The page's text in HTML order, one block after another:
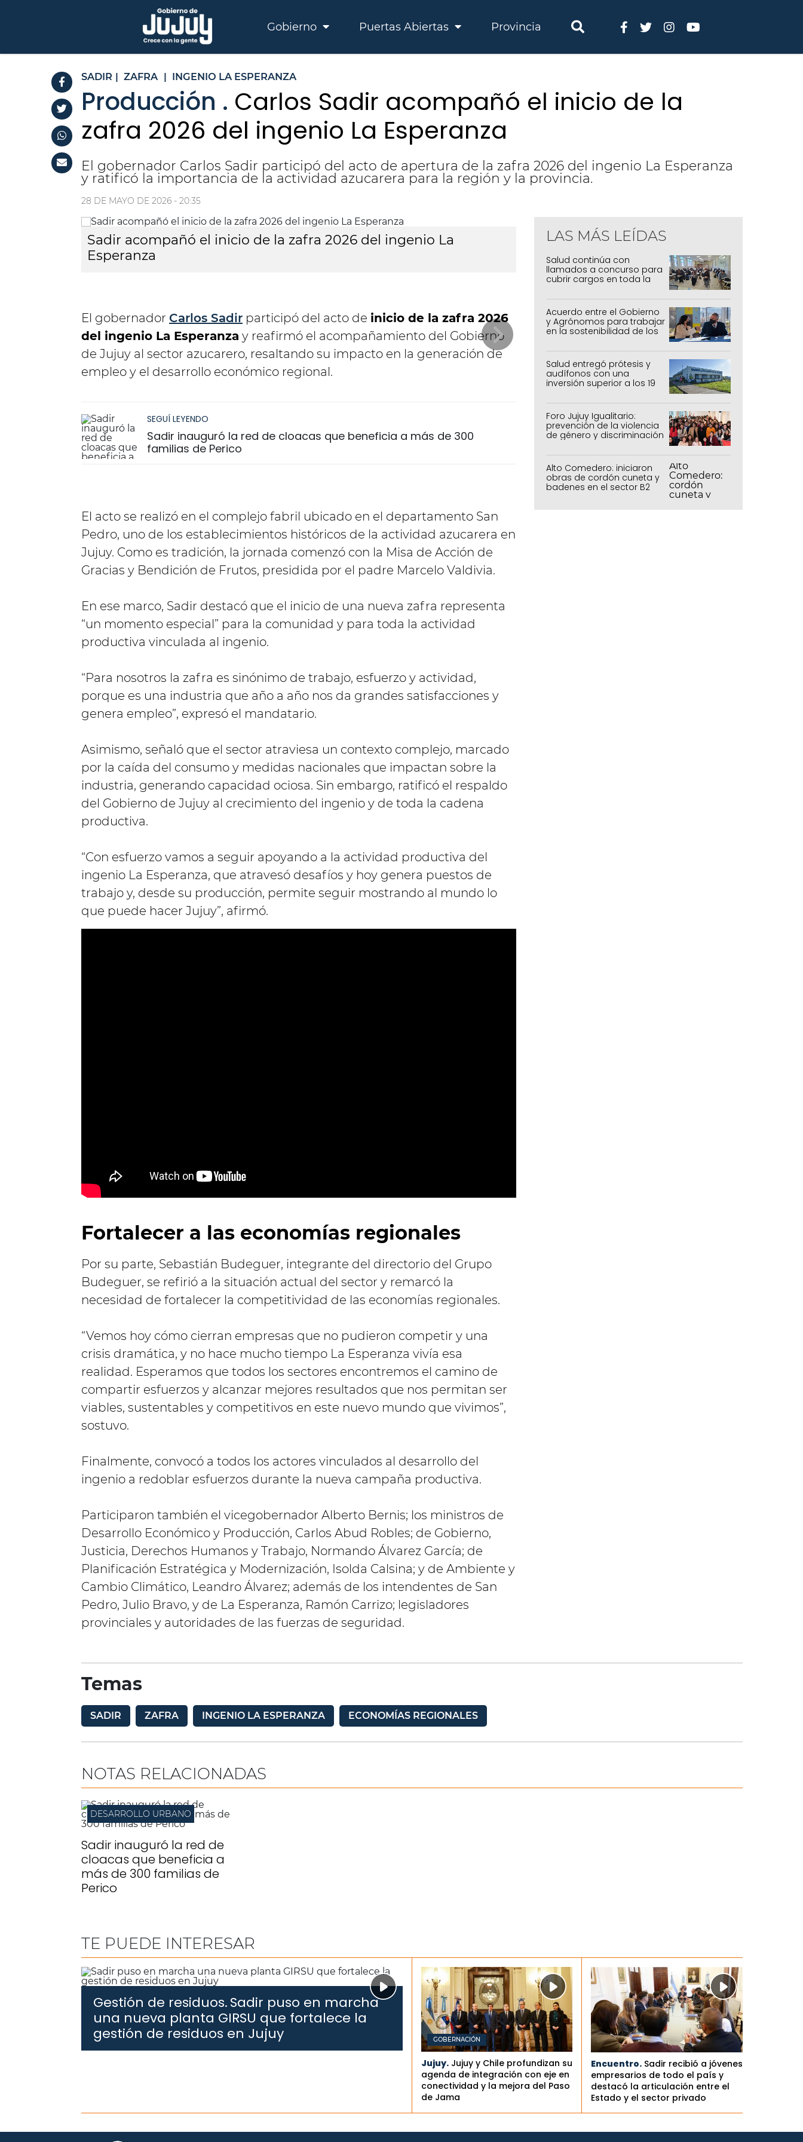
Gobierno Puertas Abiertas Provincia
SADIR | ZAFRA | INGENIO LA ESPERANZA
Producción . Carlos Sadir acompañó el inicio de la
zafra 2026 del ingenio La Esperanza
El gobernador Carlos Sadir participó del acto de apertura de la zafra 2026 del ingenio La Esperanza
y ratificó la importancia de la actividad azucarera para la región y la provincia.
28 DE MAYO DE 2026 - 20:35
Sadir acompañó el inicio de la zafra 2026 del ingenio La
Esperanza
Sadir acompañó el inicio de la zafra 2026
Esperanza
El gobernador Carlos Sadir participó del acto de inicio de la zafra 2026
del ingenio La Esperanza y reafirmó el acompañamiento del Gobierno
de Jujuy al sector azucarero, resaltando su impacto en la generación de
empleo y el desarrollo económico regional.
SEGUÍ LEYENDO
Sadir inauguró la red de cloacas que beneficia a más de 300
familias de Perico
El acto se realizó en el complejo fabril ubicado en el departamento San
Pedro, uno de los establecimientos históricos de la actividad azucarera en
Jujuy. Como es tradición, la jornada comenzó con la Misa de Acción de
Gracias y Bendición de Frutos, presidida por el padre Marcelo Valdivia.
En ese marco, Sadir destacó que el inicio de una nueva zafra representa
“un momento especial” para la comunidad y para toda la actividad
productiva vinculada al ingenio.
“Para nosotros la zafra es sinónimo de trabajo, esfuerzo y actividad,
porque es una industria que año a año nos da grandes satisfacciones y
genera empleo”, expresó el mandatario.
Asimismo, señaló que el sector atraviesa un contexto complejo, marcado
por la caída del consumo y medidas nacionales que impactan sobre la
industria, generando capacidad ociosa. Sin embargo, ratificó el respaldo
del Gobierno de Jujuy al crecimiento del ingenio y de toda la cadena
productiva.
“Con esfuerzo vamos a seguir apoyando a la actividad productiva del
ingenio La Esperanza, que atravesó desafíos y hoy genera puestos de
trabajo y, desde su producción, permite seguir mostrando al mundo lo
que puede hacer Jujuy”, afirmó.
Fortalecer a las economías regionales
Por su parte, Sebastián Budeguer, integrante del directorio del Grupo
Budeguer, se refirió a la situación actual del sector y remarcó la
necesidad de fortalecer la competitividad de las economías regionales.
“Vemos hoy cómo cierran empresas que no pudieron competir y una
crisis dramática, y no hace mucho tiempo La Esperanza vivía esa
realidad. Esperamos que todos los sectores encontremos el camino de
compartir esfuerzos y alcanzar mejores resultados que nos permitan ser
viables, sustentables y competitivos en este nuevo mundo que vivimos”,
sostuvo.
Finalmente, convocó a todos los actores vinculados al desarrollo del
ingenio a redoblar esfuerzos durante la nueva campaña productiva.
Participaron también el vicegobernador Alberto Bernis; los ministros de
Desarrollo Económico y Producción, Carlos Abud Robles; de Gobierno,
Justicia, Derechos Humanos y Trabajo, Normando Álvarez García; de
Planificación Estratégica y Modernización, Isolda Calsina; y de Ambiente y
Cambio Climático, Leandro Álvarez; además de los intendentes de San
Pedro, Julio Bravo, y de La Esperanza, Ramón Carrizo; legisladores
provinciales y autoridades de las fuerzas de seguridad.
LAS MÁS LEÍDAS
Salud continúa con
llamados a concurso para
cubrir cargos en toda la
Acuerdo entre el Gobierno
y Agrónomos para trabajar
en la sostenibilidad de los
agrícolas, pecuarios y
forestal
Salud entregó prótesis y
audífonos con una
inversión superior a los 19
millones de pesos
Foro Jujuy Igualitario:
prevención de la violencia
de género y discriminación
Alto Comedero: iniciaron
obras de cordón cuneta y
badenes en el sector B2
Temas
SADIR ZAFRA INGENIO LA ESPERANZA ECONOMÍAS REGIONALES
NOTAS RELACIONADAS
DESARROLLO URBANO
Sadir inauguró la red de
cloacas que beneficia a
más de 300 familias de
Perico
TE PUEDE INTERESAR
Gestión de residuos.Sadir puso en marcha
una nueva planta GIRSU que fortalece la
gestión de residuos en Jujuy
GOBERNACIÓN
Jujuy. Jujuy y Chile profundizan su
agenda de integración con eje en
conectividad y la mejora del Paso
de Jama
Encuentro. Sadir recibió a jóvenes
empresarios de todo el país y
destacó la articulación entre el
Estado y el sector privado